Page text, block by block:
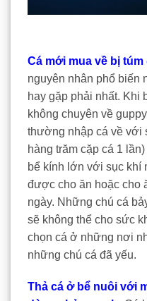
Cá mới mua về bị túm
nguyên nhân phổ biến
hay gặp phải nhất. Khi
không chuyên về
thường nhập cá về với
hàng trăm cặp cá 1
bể kính lớn với sục khí
được cho ăn hoặc cho
ngày. Những chú cá
sẽ không thể cho sức
chọn cá ở những nơi
những chú cá đã yếu.
Thả cá ở bể nuôi với